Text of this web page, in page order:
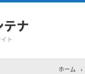
テナ
ト
ホーム ›